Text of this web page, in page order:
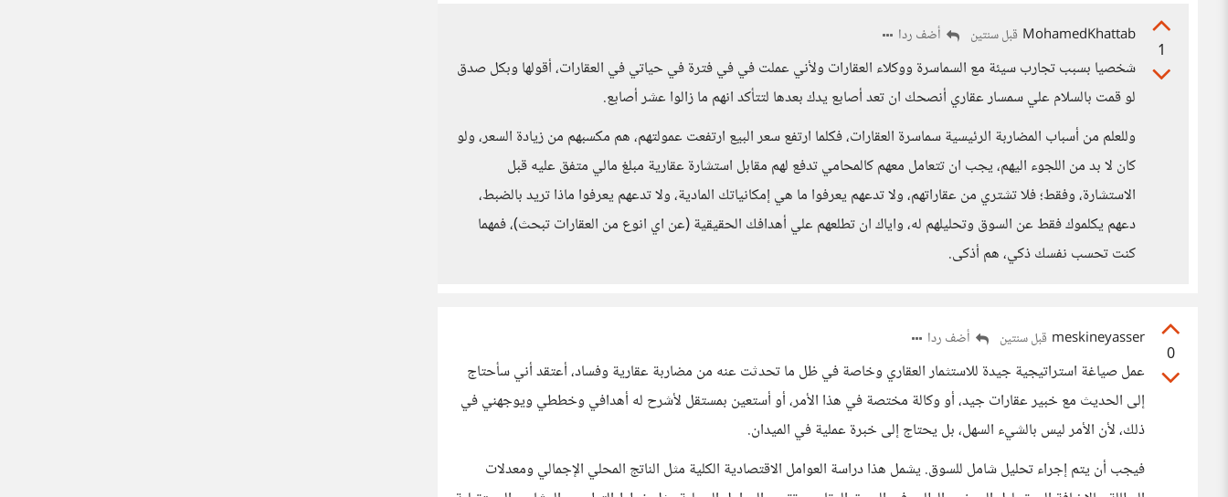
1
MohamedKhattab قبل سنتين أضف ردا
شخصيا بسبب تجارب سيئة مع السماسرة ووكلاء العقارات ولأني عملت في في فترة في حياتي في العقارات، أقولها وبكل صدق
لو قمت بالسلام علي سمسار عقاري أنصحك ان تعد أصابع يدك بعدها لتتأكد انهم ما زالوا عشر أصابع.
وللعلم من أسباب المضاربة الرئيسية سماسرة العقارات، فكلما ارتفع سعر البيع ارتفعت عمولتهم، هم مكسبهم من زيادة السعر، ولو
كان لا بد من اللجوء اليهم، يجب ان تتعامل معهم كالمحامي تدفع لهم مقابل استشارة عقارية مبلغ مالي متفق عليه قبل
الاستشارة، وفقط؛ فلا تشتري من عقاراتهم، ولا تدعهم يعرفوا ما هي إمكانياتك المادية، ولا تدعهم يعرفوا ماذا تريد بالضبط،
دعهم يكلموك فقط عن السوق وتحليلهم له، واياك ان تطلعهم علي أهدافك الحقيقية (عن اي انوع من العقارات تبحث)، فمهما
كنت تحسب نفسك ذكي، هم أذكى.
0
meskineyasser قبل سنتين أضف ردا
عمل صياغة استراتيجية جيدة للاستثمار العقاري وخاصة في ظل ما تحدثت عنه من مضاربة عقارية وفساد، أعتقد أني سأحتاج
إلى الحديث مع خبير عقارات جيد، أو وكالة مختصة في هذا الأمر، أو أستعين بمستقل لأشرح له أهدافي وخططي ويوجهني في
ذلك، لأن الأمر ليس بالشيء السهل، بل يحتاج إلى خبرة عملية في الميدان.
فيجب أن يتم إجراء تحليل شامل للسوق. يشمل هذا دراسة العوامل الاقتصادية الكلية مثل الناتج المحلي الإجمالي ومعدلات